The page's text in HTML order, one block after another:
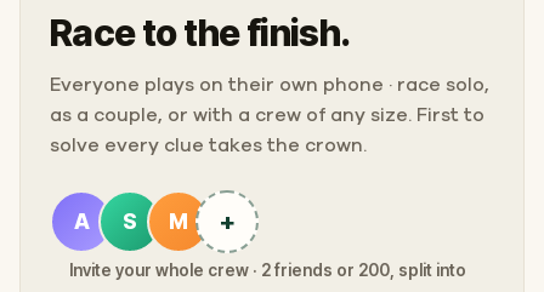
Race to the finish.
Everyone plays on their own phone · race solo,
as a couple, or with a crew of any size. First to
solve every clue takes the crown.
A S M +
Invite your whole crew · 2 friends or 200, split into